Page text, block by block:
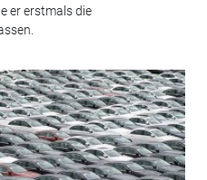
er erstmals die